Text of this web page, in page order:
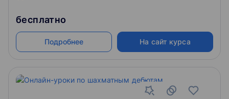
бесплатно
Подробнее На сайт курса